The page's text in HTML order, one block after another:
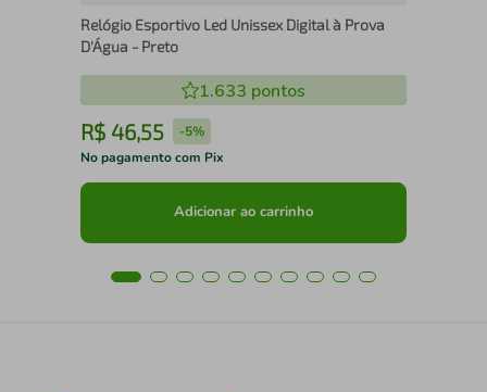
Relógio Esportivo Led Unissex Digital à Prova
D'Água - Preto
1.633 pontos
R$ 46,55 -5%
No pagamento com Pix
Adicionar ao carrinho